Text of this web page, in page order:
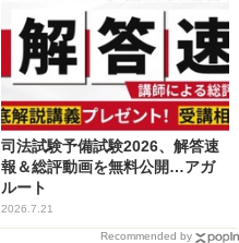
司法試験予備試験2026、解答速
報＆総評動画を無料公開…アガ
ルート
2026.7.21
Recommended by